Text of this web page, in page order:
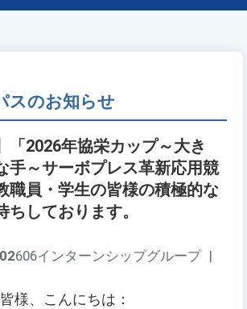
スのお知らせ
「2026年協栄カップ～大き
手～サーボプレス革新応用競
職員・学生の皆様の積極的な
ちしております。
606インターンシップグループ |
様、こんにちは：